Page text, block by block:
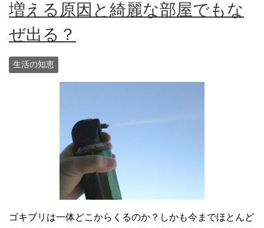
増える原因と綺麗な部屋でもな
ぜ出る？
生活の知恵
ゴキブリは一体どこからくるのか？しかも今までほとんど